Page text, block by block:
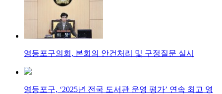
영등포구의회, 본회의 안건처리 및 구정질문 실시
영등포구, ‘2025년 전국 도서관 운영 평가’ 연속 최고 영